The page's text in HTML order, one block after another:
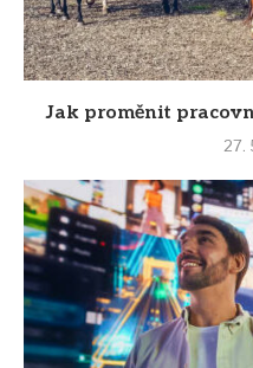
Jak proměnit
27.